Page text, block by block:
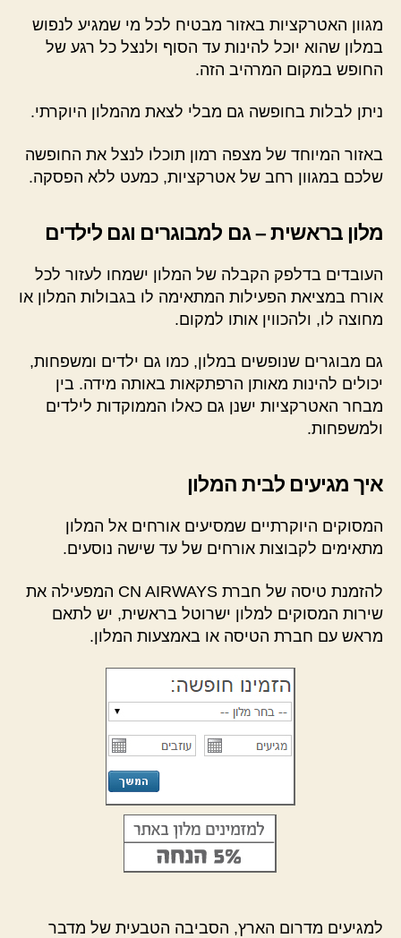
מגוון האטרקציות באזור מבטיח לכל מי שמגיע לנפוש
במלון שהוא יוכל להינות עד הסוף ולנצל כל רגע של
החופש במקום המרהיב הזה.
ניתן לבלות בחופשה גם מבלי לצאת מהמלון היוקרתי.
באזור המיוחד של מצפה רמון תוכלו לנצל את החופשה
שלכם במגוון רחב של אטרקציות, כמעט ללא הפסקה.
מלון בראשית – גם למבוגרים וגם לילדים
העובדים בדלפק הקבלה של המלון ישמחו לעזור לכל
אורח במציאת הפעילות המתאימה לו בגבולות המלון או
מחוצה לו, ולהכווין אותו למקום.
גם מבוגרים שנופשים במלון, כמו גם ילדים ומשפחות,
יכולים להינות מאותן הרפתקאות באותה מידה. בין
מבחר האטרקציות ישנן גם כאלו הממוקדות לילדים
ולמשפחות.
איך מגיעים לבית המלון
המסוקים היוקרתיים שמסיעים אורחים אל המלון
מתאימים לקבוצות אורחים של עד שישה נוסעים.
להזמנת טיסה של חברת CN AIRWAYS המפעילה את
שירות המסוקים למלון ישרוטל בראשית, יש לתאם
מראש עם חברת הטיסה או באמצעות המלון.
למגיעים מדרום הארץ, הסביבה הטבעית של מדבר